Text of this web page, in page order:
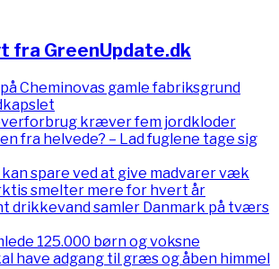
fra GreenUpdate.dk
Cheminovas gamle fabriksgrund
kræver fem jordkloder
fra helvede? – Lad fuglene tage sig
spare ved at give madvarer væk
smelter mere for hvert år
drikkevand samler Danmark på tværs
125.000 børn og voksne
have adgang til græs og åben himmel